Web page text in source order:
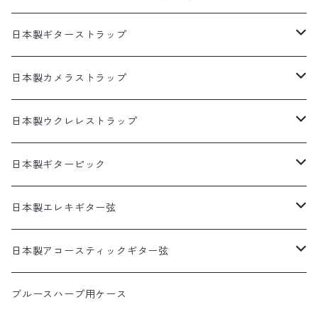
日本製ギターストラップ
SELECTシリーズ(織物生地)
プリント生地ギターストラップ
犬柄
猫柄
帆布ギターストラップ
無地ギターストラップ
アコギ接続用ヘッドストラップ
牛本革ギターストラップ
日本製カメラストラップ
生地製カメラストラップ
猫柄カメラストラップ
花柄カメラストラップ
牛本革製カメラストラップ
日本製ウクレレストラップ
リボンレイウクレレストラップ（サウンドホール引っ掛けタ
イプ）
両側エンドピン用ウクレレストラップ
本革ウクレレストラップ
日本製ギターピック
食べ物ピック
寿司ピック
天むすピック
サムピック＆フィンガーピック
サムピック
アニマルピック
日本製エレキギター弦
1セット弦
DES-009(09-42)
3セットパック弦
日本製アコースティックギター弦
3SETパック
ブルースハープ用ケース